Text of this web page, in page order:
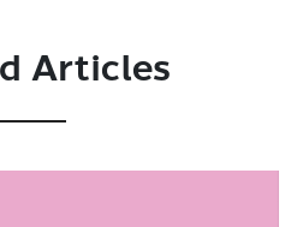
Articles